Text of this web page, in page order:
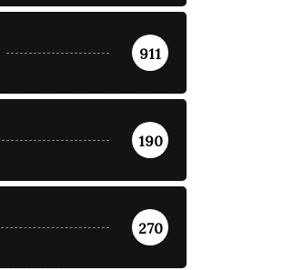
911
190
270